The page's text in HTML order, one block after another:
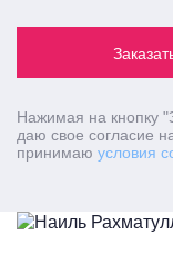
Нажимая на кнопку
даю свое согласие
принимаю условия